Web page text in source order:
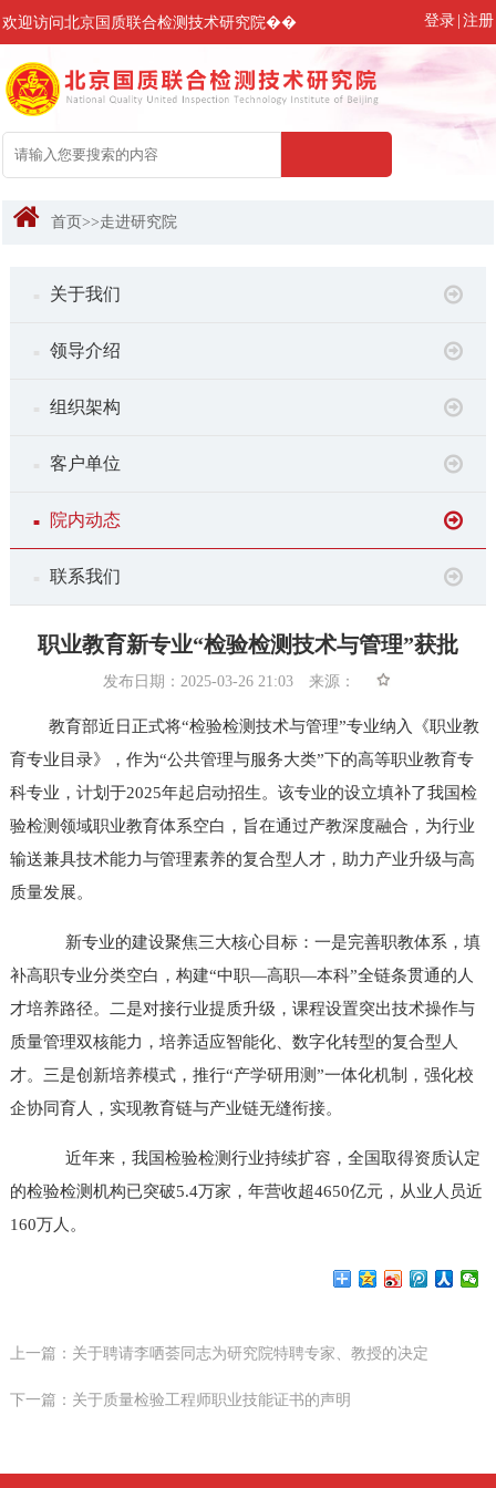
欢迎访问北京国质联合检测技术研究院�� 登录 注册
首页>>走进研究院
关于我们
领导介绍
组织架构
客户单位
■ 院内动态
联系我们
职业教育新专业“检验检测技术与管理”获批
发布日期：2025-03-26 21:03 来源：
教育部近日正式将“检验检测技术与管理”专业纳入《职业教
育专业目录》，作为“公共管理与服务大类”下的高等职业教育专
科专业，计划于2025年起启动招生。该专业的设立填补了我国检
验检测领域职业教育体系空白，旨在通过产教深度融合，为行业
输送兼具技术能力与管理素养的复合型人才，助力产业升级与高
质量发展。
新专业的建设聚焦三大核心目标：一是完善职教体系，填
补高职专业分类空白，构建“中职—高职—本科”全链条贯通的人
才培养路径。二是对接行业提质升级，课程设置突出技术操作与
质量管理双核能力，培养适应智能化、数字化转型的复合型人
才。三是创新培养模式，推行“产学研用测”一体化机制，强化校
企协同育人，实现教育链与产业链无缝衔接。
近年来，我国检验检测行业持续扩容，全国取得资质认定
的检验检测机构已突破5.4万家，年营收超4650亿元，从业人员近
160万人。
上一篇： 关于聘请李哂荟同志为研究院特聘专家、教授的决定
下一篇： 关于质量检验工程师职业技能证书的声明